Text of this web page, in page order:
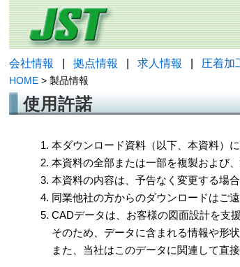
会社情報 拠点情報 求人情報 圧着加
HOME > 製品情報
使用許諾
1. 本ダウンロード資料（以下、本資料）
2. 本資料の全部または一部を複製および
3. 本資料の内容は、予告なく変更する場
4. 同業他社の方からのダウンロードはご遠
5. CADデータは、お客様の図面設計を支
そのため、データに含まれる情報や形
また、当社はこのデータに関連して直